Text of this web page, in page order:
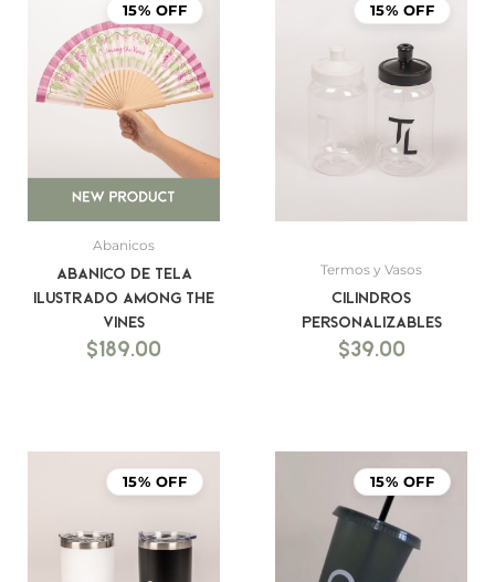
15% OFF
Abanicos
Abanico de Tela
Ilustrado Among the
Vines
$189.00
15% OFF
Termos y Vasos
Cilindros
Personalizables
$39.00
15% OFF 15% OFF